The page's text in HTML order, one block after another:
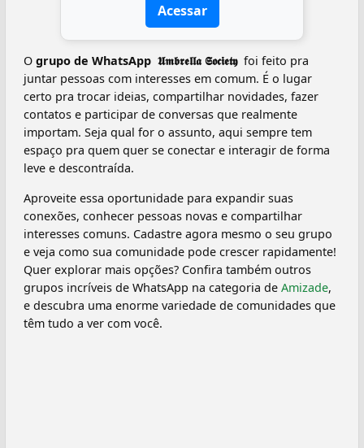
Acessar
O grupo de WhatsApp ️ 𝖀𝖒𝖇𝖗𝖊𝖑𝖑𝖆 𝕾𝖔𝖈𝖎𝖊𝖙𝖞 ️ foi feito pra
juntar pessoas com interesses em comum. É o lugar
certo pra trocar ideias, compartilhar novidades, fazer
contatos e participar de conversas que realmente
importam. Seja qual for o assunto, aqui sempre tem
espaço pra quem quer se conectar e interagir de forma
leve e descontraída.
Aproveite essa oportunidade para expandir suas
conexões, conhecer pessoas novas e compartilhar
interesses comuns. Cadastre agora mesmo o seu grupo
e veja como sua comunidade pode crescer rapidamente!
Quer explorar mais opções? Confira também outros
grupos incríveis de WhatsApp na categoria de Amizade,
e descubra uma enorme variedade de comunidades que
têm tudo a ver com você.